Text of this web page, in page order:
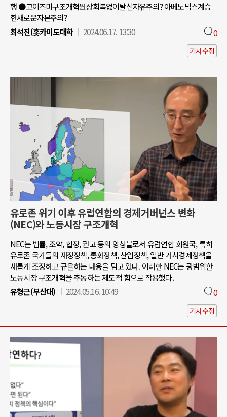
행 ●고이즈미구조개혁원상회복없이탈신자유주의? 아베노믹스계승
한새로운자본주의?
최석진(홋카이도대학
2024.06.17. 13:30 0
기사수정
유로존 위기 이후 유럽연합의 경제거버넌스 변화
(NEC)와 노동시장 구조개혁
NEC는 법률, 조약, 협정, 권고 등의 앙상블로서 유럽연합 회원국, 특히
유로존 국가들의 재정정책, 통화정책, 산업정책, 일반 거시경제정책을
새롭게 조정하고 규율하는 내용을 담고 있다. 이러한 NEC는 광범위한
노동시장 구조개혁을 추동하는 제도적 힘으로 작용했다.
유형근(부산대)
2024.05.16. 10:49 0
기사수정